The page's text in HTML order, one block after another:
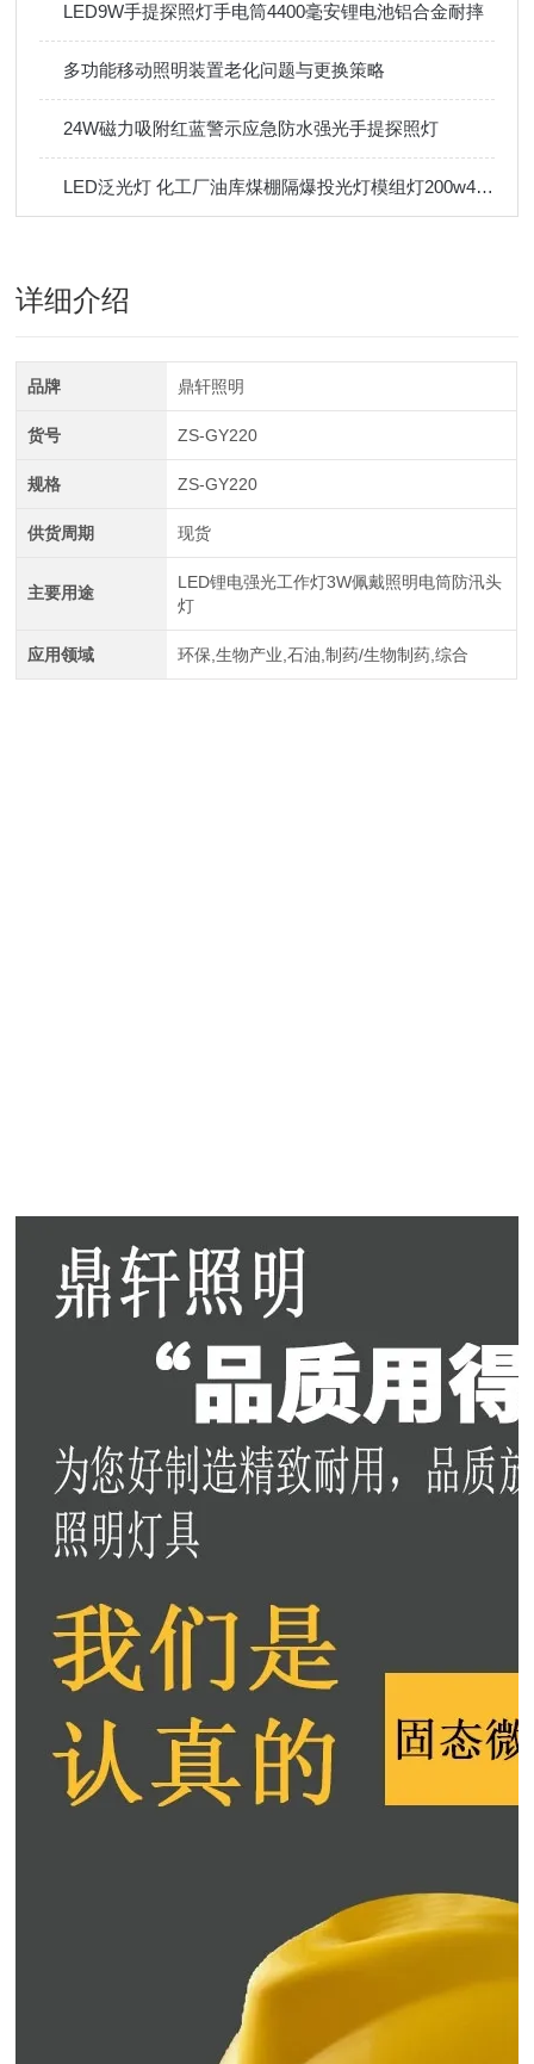
LED9W手提探照灯手电筒4400毫安锂电池铝合金耐摔
多功能移动照明装置老化问题与更换策略
24W磁力吸附红蓝警示应急防水强光手提探照灯
LED泛光灯 化工厂油库煤棚隔爆投光灯模组灯200w400w
详细介绍
品牌 鼎轩照明
货号 ZS-GY220
规格 ZS-GY220
供货周期 现货
主要用途
LED锂电强光工作灯3W佩戴照明电筒防汛头
灯
应用领域 环保,生物产业,石油,制药/生物制药,综合